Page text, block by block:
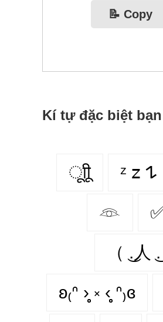
📝 Copy
Kí tự đặc biệt
ूाीू
𓁻
（ ͜.人 ͜.
ʚ₍ᐢ ›̥̥̥ ༝ ‹̥̥̥ ᐢ₎ɞ